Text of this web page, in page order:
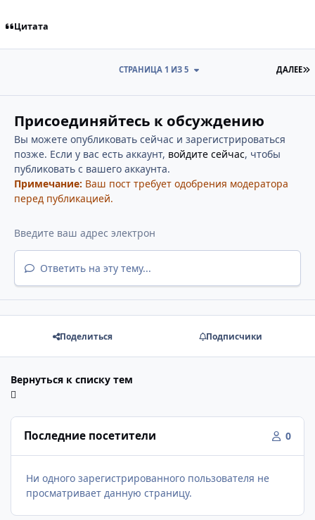
Цитата
ДАЛЕЕ
СТРАНИЦА 1 ИЗ 5
Присоединяйтесь к обсуждению
Вы можете опубликовать сейчас и зарегистрироваться
позже. Если у вас есть аккаунт, войдите сейчас, чтобы
публиковать с вашего аккаунта.
Примечание: Ваш пост требует одобрения модератора
перед публикацией.
Ответить на эту тему...
Поделиться Подписчики
Вернуться к списку тем
Последние посетители 0
Ни одного зарегистрированного пользователя не
просматривает данную страницу.